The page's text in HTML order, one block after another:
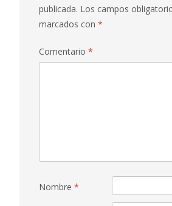
publicada. Los campos
marcados con *
Comentario *
Nombre *